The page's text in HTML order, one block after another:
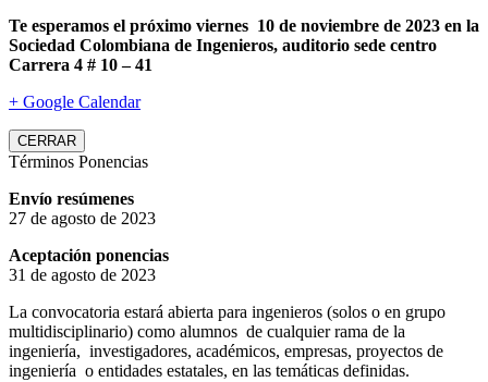
Te esperamos el próximo viernes 10 de noviembre de 2023 en la
Sociedad Colombiana de Ingenieros, auditorio sede centro
Carrera 4 # 10 – 41
+ Google Calendar
CERRAR
Términos Ponencias
Envío resúmenes
27 de agosto de 2023
Aceptación ponencias
31 de agosto de 2023
La convocatoria estará abierta para ingenieros (solos o en grupo
multidisciplinario) como alumnos de cualquier rama de la
ingeniería, investigadores, académicos, empresas, proyectos de
ingeniería o entidades estatales, en las temáticas definidas.